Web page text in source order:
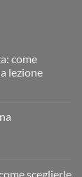
come
lezione
sceglierle